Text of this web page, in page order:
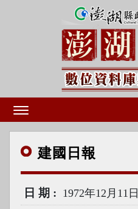
建國 日報
日期 1972年12月11日